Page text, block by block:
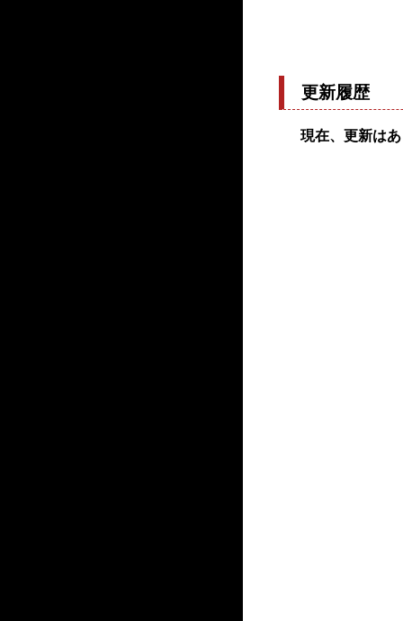
更新履歴
現在、更新は